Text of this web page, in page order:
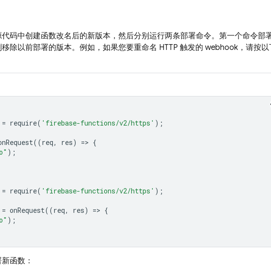
码中创建函数改名后的新版本，然后分别运行两条部署命令。第一个命令部
除以前部署的版本。例如，如果您要重命名 HTTP 触发的 webhook，请按
= require( 'firebase-functions/v2/https' );
((req, res) => {
);
= require( 'firebase-functions/v2/https' );
= onRequest((req, res) => {
);
函数：